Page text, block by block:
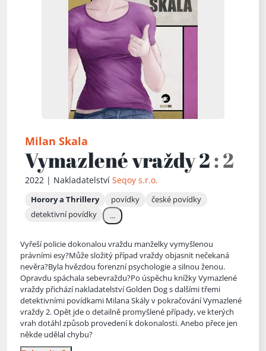
Milan Skala
Vymazlené vraždy 2: 2
2022 | Nakladatelství Seqoy s.r.o.
Horory a Thrillery povídky
české povídky
detektivní povídky
...
Vyřeší policie dokonalou vraždu manželky vymyšlenou
právními esy?Může složitý případ vraždy objasnit nečekaná
nevěra?Byla hvězdou forenzní psychologie a silnou ženou.
Opravdu spáchala sebevraždu?Po úspěchu knížky Vymazlené
vraždy přichází nakladatelství Golden Dog s dalšími třemi
detektivními povídkami Milana Skály v pokračování Vymazlené
vraždy 2. Opět jde o detailně promyšlené případy, ve kterých
vrah dotáhl způsob provedení k dokonalosti. Anebo přece jen
někde udělal chybu?